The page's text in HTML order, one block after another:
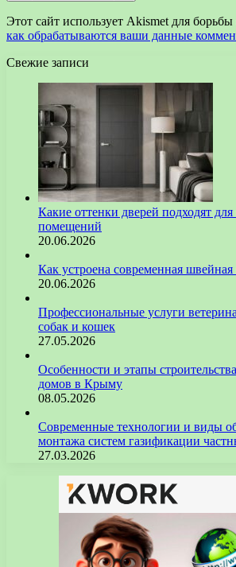
Этот сайт использует Akismet для
как обрабатываются ваши данные
Свежие записи
Какие оттенки дверей подходят
помещений
20.06.2026
Как устроена современная
20.06.2026
Профессиональные услуги
собак и кошек
27.05.2026
Особенности и этапы
домов в Крыму
08.05.2026
Современные технологии и виды
монтажа систем газификации
27.03.2026